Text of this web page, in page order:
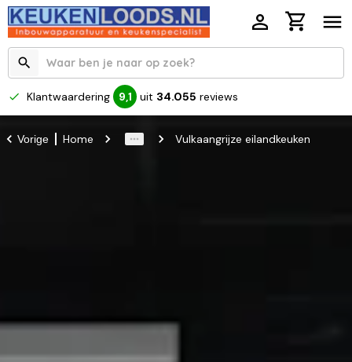
Klantwaardering 9,1 uit 34.055 reviews
Vorige Home Vulkaangrijze eilandkeuken